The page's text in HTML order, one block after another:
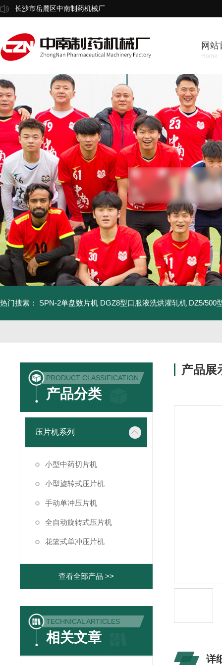
长沙市岳麓区中南制药机械厂
网站
Home
热门搜索： SPN-2单盘数片机 DGZ8型口服液洗烘灌轧机 DZ5/500
PRODUCT CLASSIFICATION
产品分类
压片机系列
小型中药切片机
小型旋转式压片机
手动单冲压片机
全自动旋转式压片机
花篮式单冲压片机
查看全部产品 >>
TECHNICAL ARTICLES
相关文章
产品展
详